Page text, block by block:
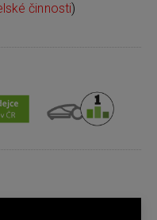
činnosti)